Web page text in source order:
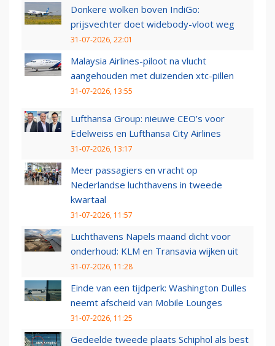
Donkere wolken boven IndiGo:
prijsvechter doet widebody-vloot weg
31-07-2026, 22:01
Malaysia Airlines-piloot na vlucht
aangehouden met duizenden xtc-pillen
31-07-2026, 13:55
Lufthansa Group: nieuwe CEO’s voor
Edelweiss en Lufthansa City Airlines
31-07-2026, 13:17
Meer passagiers en vracht op
Nederlandse luchthavens in tweede
kwartaal
31-07-2026, 11:57
Luchthavens Napels maand dicht voor
onderhoud: KLM en Transavia wijken uit
31-07-2026, 11:28
Einde van een tijdperk: Washington Dulles
neemt afscheid van Mobile Lounges
31-07-2026, 11:25
Gedeelde tweede plaats Schiphol als best